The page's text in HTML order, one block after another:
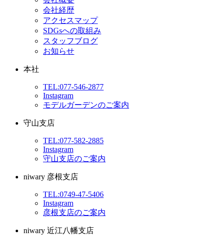
会社経歴
アクセスマップ
SDGsへの取組み
スタッフブログ
お知らせ
本社
TEL:077-546-2877
Instagram
モデルガーデンのご案内
守山支店
TEL:077-582-2885
Instagram
守山支店のご案内
niwary 彦根支店
TEL:0749-47-5406
Instagram
彦根支店のご案内
niwary 近江八幡支店